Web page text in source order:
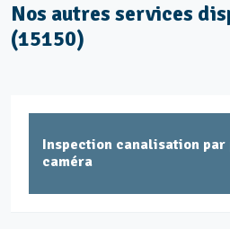
Nos autres services
(15150)
Inspection canalisation par
caméra